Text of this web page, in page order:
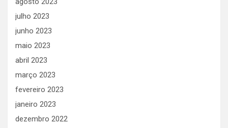
julho 2023
junho 2023
maio 2023
abril 2023
março 2023
fevereiro 2023
janeiro 2023
dezembro 2022